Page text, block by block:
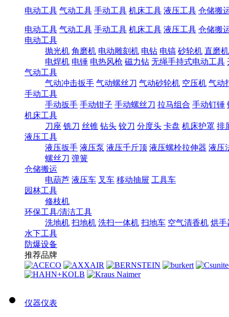
电动工具 气动工具 手动工具 机床工具 液压工具 仓储搬
电动工具 气动工具 手动工具 机床工具 液压工具 仓储搬
电动工具
抛光机 角磨机 电动雕刻机 电钻 电镐 砂轮机 直磨机
电焊机 电锤 电热风枪 磁力钻 无绳手持式电动工具
气动工具
气动冲击扳手 气动螺丝刀 气动砂轮机 空压机 气动
手动工具
手动扳手 手动钳子 手动螺丝刀 拉马组合 手动钉锤
机床工具
刀座 铣刀 丝锥 钻头 铰刀 分度头 卡盘 机床护罩 排
液压工具
液压扳手 液压泵 液压千斤顶 液压螺栓拉伸器 液压
螺丝刀 弹簧
仓储搬运
电葫芦 液压车 叉车 移动抽屉 工具车
园林工具
修枝机
环保工具/清洁工具
洗地机 扫地机 洗扫一体机 扫地车 空气清香机 烘手
水下工具
防爆设备
推荐品牌
仪器仪表